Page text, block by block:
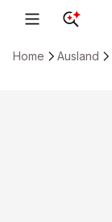
Home Ausland